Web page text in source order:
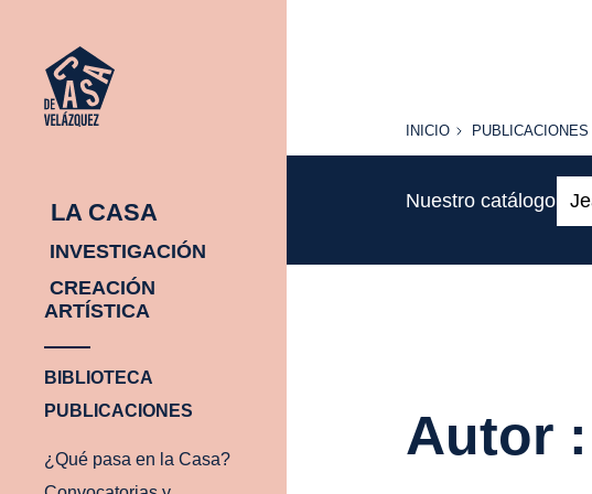
LA CASA
INVESTIGACIÓN
CREACIÓN
ARTÍSTICA
BIBLIOTECA
PUBLICACIONES
¿Qué pasa en la Casa?
INICIO
INICIO PUBLICACIONES
PUBLICACIONES
Nuestro catálogo
Autor :